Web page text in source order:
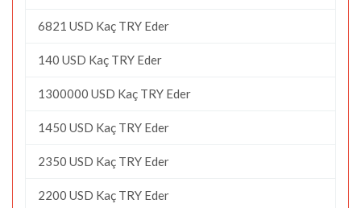
6821 USD Kaç TRY Eder
140 USD Kaç TRY Eder
1300000 USD Kaç TRY Eder
1450 USD Kaç TRY Eder
2350 USD Kaç TRY Eder
2200 USD Kaç TRY Eder